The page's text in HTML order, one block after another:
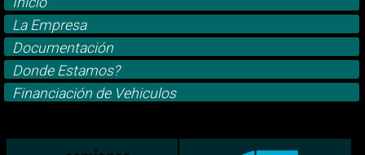
La Empresa
Documentación
Donde Estamos?
Financiación de Vehiculos